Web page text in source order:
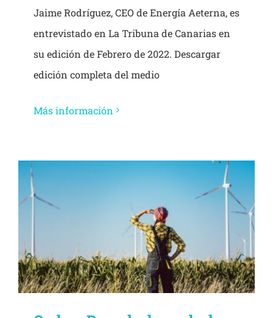
Jaime Rodríguez, CEO de Energía Aeterna, es
entrevistado en La Tribuna de Canarias en
su edición de Febrero de 2022. Descargar
edición completa del medio
Más información